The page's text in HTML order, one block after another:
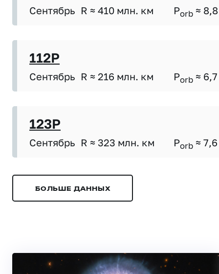
Сентябрь R ≈ 410 млн. км Porb ≈ 8,8
112P
Сентябрь R ≈ 216 млн. км Porb ≈ 6,7
123P
Сентябрь R ≈ 323 млн. км Porb ≈ 7,6
БОЛЬШЕ ДАННЫХ